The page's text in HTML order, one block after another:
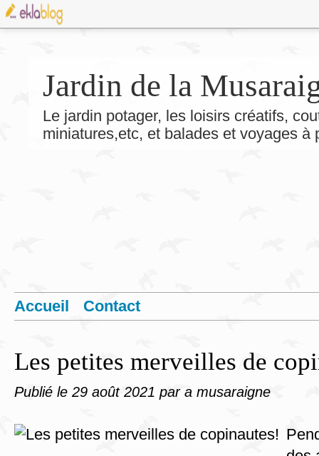
Jardin de la
Le jardin potager, les loisirs créatifs,
miniatures,etc, et balades et voyages
Accueil Contact
Les petites merveilles de
Publié le 29 août 2021 par a musaraigne